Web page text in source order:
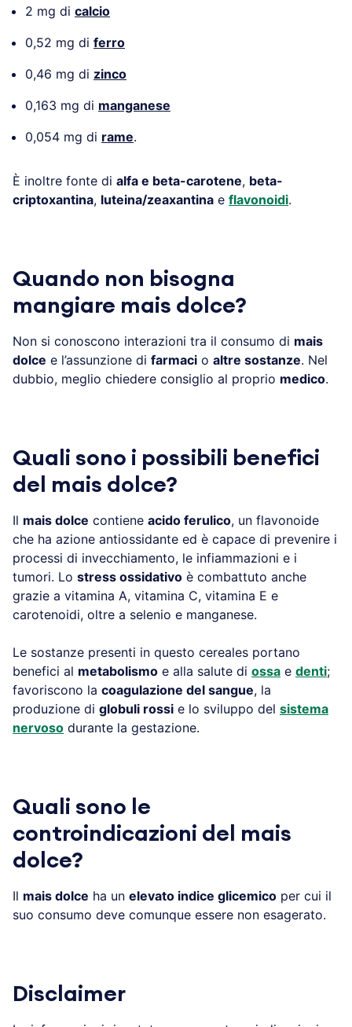
2 mg di calcio
0,52 mg di ferro
0,46 mg di zinco
0,163 mg di manganese
0,054 mg di rame.
È inoltre fonte di alfa e beta-carotene, beta-
criptoxantina, luteina/zeaxantina e flavonoidi.
Quando non bisogna
mangiare mais dolce?
Non si conoscono interazioni tra il consumo di mais
dolce e l’assunzione di farmaci o altre sostanze. Nel
dubbio, meglio chiedere consiglio al proprio medico.
Quali sono i possibili benefici
del mais dolce?
Il mais dolce contiene acido ferulico, un flavonoide
che ha azione antiossidante ed è capace di prevenire i
processi di invecchiamento, le infiammazioni e i
tumori. Lo stress ossidativo è combattuto anche
grazie a vitamina A, vitamina C, vitamina E e
carotenoidi, oltre a selenio e manganese.
Le sostanze presenti in questo cereales portano
benefici al metabolismo e alla salute di ossa e denti;
favoriscono la coagulazione del sangue, la
produzione di globuli rossi e lo sviluppo del sistema
nervoso durante la gestazione.
Quali sono le
controindicazioni del mais
dolce?
Il mais dolce ha un elevato indice glicemico per cui il
suo consumo deve comunque essere non esagerato.
Disclaimer